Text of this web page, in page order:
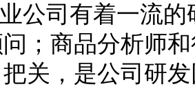
公司有着一流
；商品分析师
关，是公司研